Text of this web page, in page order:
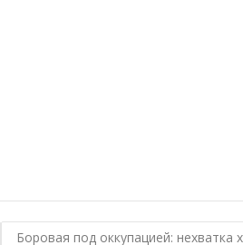
Боровая под оккупацией: нехватка